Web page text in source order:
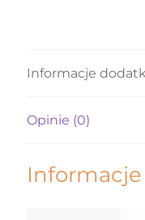
Informacje
Opinie (0)